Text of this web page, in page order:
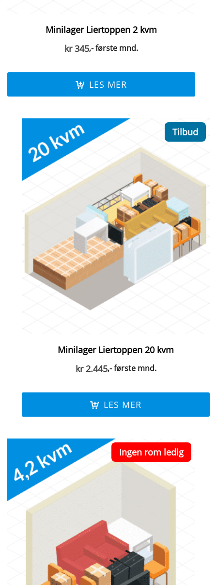
Minilager Liertoppen 2 kvm
kr345,- første mnd.
LES MER
Tilbud
Minilager Liertoppen 20 kvm
kr2.445,- første mnd.
LES MER
Ingen rom ledig